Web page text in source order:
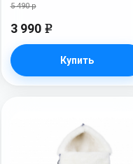
5 490 р
3 990 e
Купить